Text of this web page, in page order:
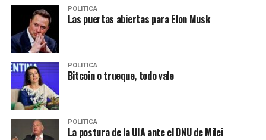
POLITICA
Las puertas abiertas para Elon Musk
POLITICA
Bitcoin o trueque, todo vale
POLITICA
La postura de la UIA ante el DNU de Milei